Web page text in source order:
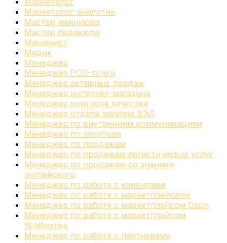
Маркетолог-аналитик
Мастер маникюра
Мастер педикюра
Машинист
Медик
Менеджер
Менеджер POS-точки
Менеджер активных продаж
Менеджер интернет-магазина
Менеджер контроля качества
Менеджер отдела закупок ВЭД
Менеджер по внутренним коммуникациям
Менеджер по закупкам
Менеджер по продажам
Менеджер по продажам логистических услуг
Менеджер по продажам со знанием
английского
Менеджер по работе с клиентами
Менеджер по работе с маркетплейсами
Менеджер по работе с маркетплейсом Ozon
Менеджер по работе с маркетплейсом
Wildberries
Менеджер по работе с партнерами